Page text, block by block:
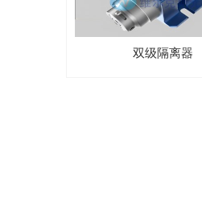
双级隔离器